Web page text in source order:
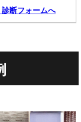
診断フォームへ